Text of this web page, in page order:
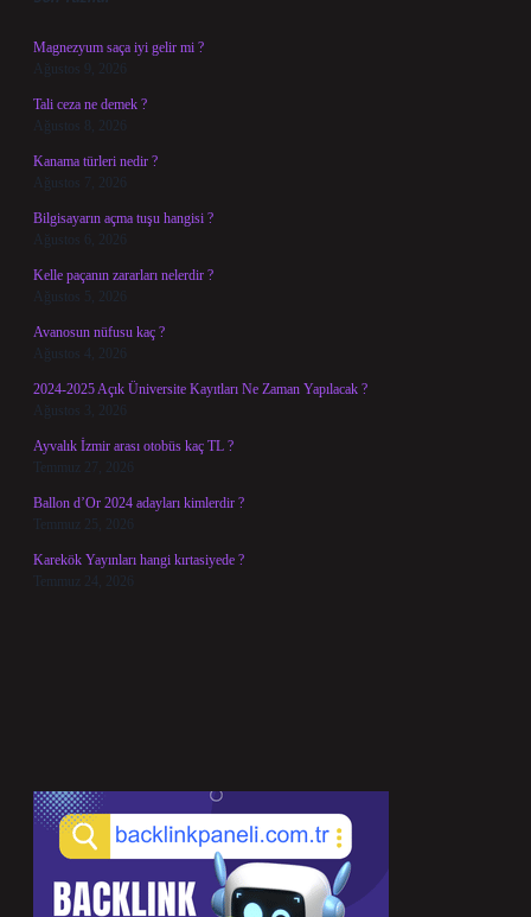
Magnezyum saça iyi gelir mi ?
Ağustos 9, 2026
Tali ceza ne demek ?
Ağustos 8, 2026
Kanama türleri nedir ?
Ağustos 7, 2026
Bilgisayarın açma tuşu hangisi ?
Ağustos 6, 2026
Kelle paçanın zararları nelerdir ?
Ağustos 5, 2026
Avanosun nüfusu kaç ?
Ağustos 4, 2026
2024-2025 Açık Üniversite Kayıtları Ne Zaman Yapılacak ?
Ağustos 3, 2026
Ayvalık İzmir arası otobüs kaç TL ?
Temmuz 27, 2026
Ballon d’Or 2024 adayları kimlerdir ?
Temmuz 25, 2026
Karekök Yayınları hangi kırtasiyede ?
Temmuz 24, 2026